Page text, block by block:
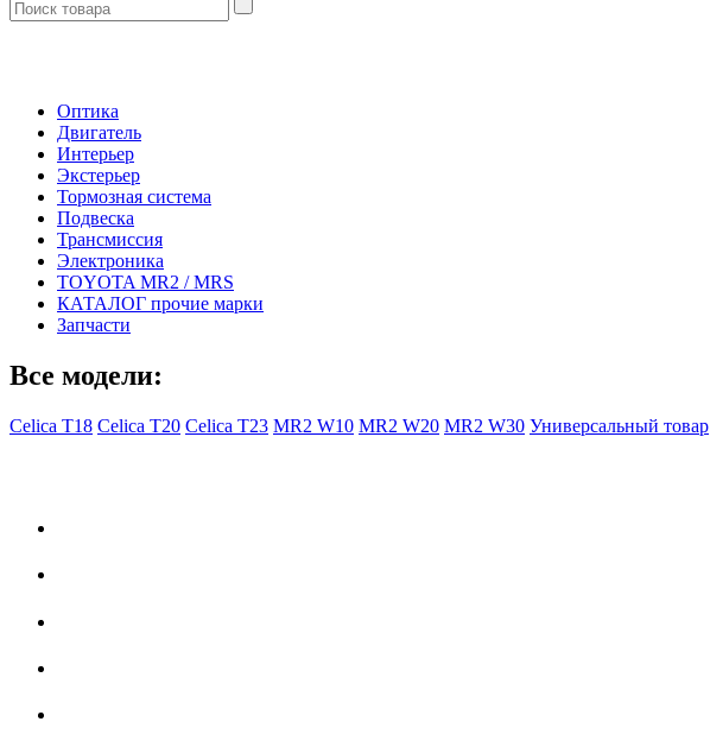
Оптика
Двигатель
Интерьер
Экстерьер
Тормозная система
Подвеска
Трансмиссия
Электроника
TOYOTA MR2 / MRS
КАТАЛОГ прочие марки
Запчасти
Все модели:
Celica T18 Celica T20 Celica T23 MR2 W10 MR2 W20 MR2 W30 Универсальный товар